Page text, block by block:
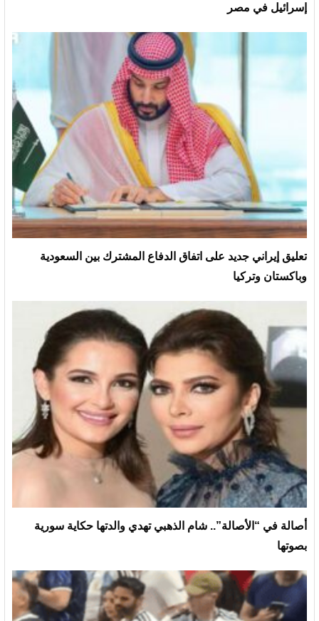
إسرائيل في مصر
تعليق إيراني جديد على اتفاق الدفاع المشترك بين السعودية
وباكستان وتركيا
أصالة في “الأصالة”.. شام الذهبي تهدي والدتها حكاية سورية
بصوتها